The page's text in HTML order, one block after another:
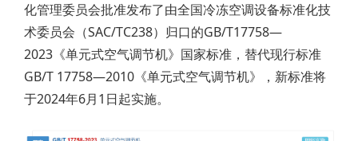
化管理委员会批准发布了由全国冷冻空调设备标准化技
术委员会（SAC/TC238）归口的GB/T17758—
2023《单元式空气调节机》国家标准，替代现行标准
GB/T 17758—2010《单元式空气调节机》，新标准将
于2024年6月1日起实施。